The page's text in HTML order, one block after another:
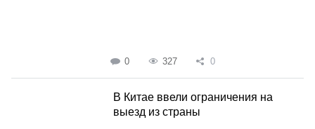
0 327 0
В Китае ввели ограничения на
выезд из страны